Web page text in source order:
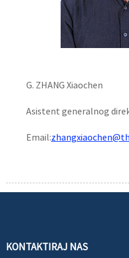
G. ZHANG Xiaochen
Asistent generalnog
Email:
KONTAKTIRAJ NAS